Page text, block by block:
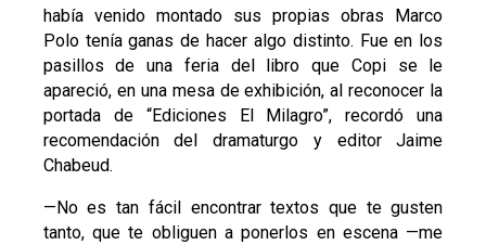
había venido montado sus propias obras Marco
Polo tenía ganas de hacer algo distinto. Fue en los
pasillos de una feria del libro que Copi se le
apareció, en una mesa de exhibición, al reconocer la
portada de “Ediciones El Milagro”, recordó una
recomendación del dramaturgo y editor Jaime
Chabeud.
—No es tan fácil encontrar textos que te gusten
tanto, que te obliguen a ponerlos en escena —me